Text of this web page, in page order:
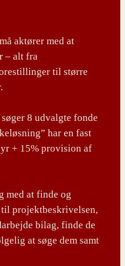
aktører med at
– alt fra
til større
8 udvalgte fonde
har en fast
+ 15% provision af
med at finde og
projektbeskrivelsen,
bilag, finde de
at søge dem samt